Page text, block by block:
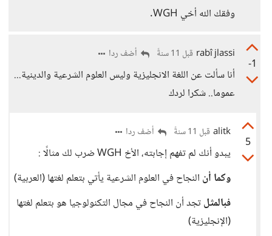
وفقك الله أخي WGH.
-1
rabî jlassi قبل 11 سنةً أضف ردا
أنا سألت عن اللغة الانجليزية وليس العلوم الشرعية والدينية...
عموما.. شكرا لردك
5
alitk قبل 11 سنةً أضف ردا
يبدو أنك لم تفهم إجابته، الأخ WGH ضرب لك مثالًا :
وكما أن النجاح في العلوم الشرعية يأتي بتعلم لغتها (العربية)
فبالمثلتجد أن النجاح في مجال التكنولوجيا هو بتعلم لغتها
(الإنجليزية)